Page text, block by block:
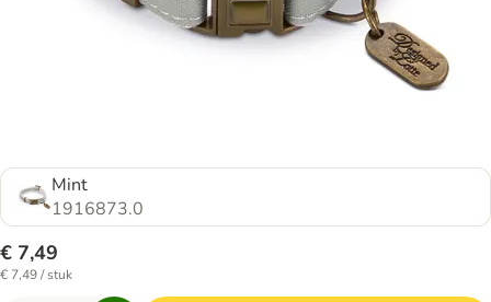
Mint
1916873.0
€ 7,49
€ 7,49 / stuk